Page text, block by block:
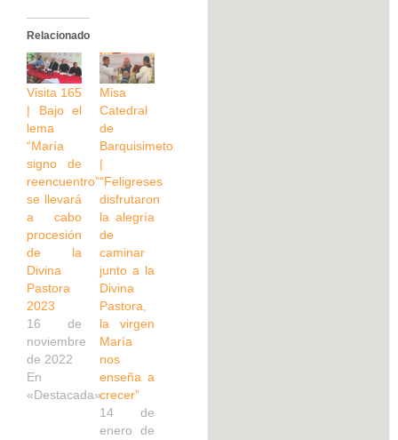
Relacionado
Visita 165
| Bajo el
lema
“María
signo de
reencuentro”
se llevará
a cabo
procesión
de la
Divina
Pastora
2023
16 de
noviembre
de 2022
En
«Destacada»
Misa
Catedral
de
Barquisimeto
|
“Feligreses
disfrutaron
la alegría
de
caminar
junto a la
Divina
Pastora,
la virgen
María
nos
enseña a
crecer”
14 de
enero de